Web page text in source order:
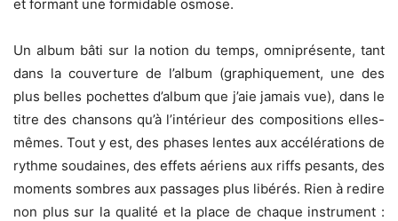
et formant une formidable osmose.
Un album bâti sur la notion du temps, omniprésente, tant
dans la couverture de l’album (graphiquement, une des
plus belles pochettes d’album que j’aie jamais vue), dans le
titre des chansons qu’à l’intérieur des compositions elles-
mêmes. Tout y est, des phases lentes aux accélérations de
rythme soudaines, des effets aériens aux riffs pesants, des
moments sombres aux passages plus libérés. Rien à redire
non plus sur la qualité et la place de chaque instrument :